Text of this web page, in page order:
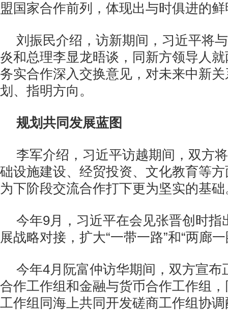
盟国家合作前列，体现出与时俱进的
刘振民介绍，访新期间，习近平将
炎和总理李显龙晤谈，同新方领导人
务实合作深入交换意见，对未来中新
划、指明方向。
规划共同发展蓝图
李军介绍，习近平访越期间，双方
础设施建设、经贸投资、文化教育等
为下阶段交流合作打下更为坚实的基础
今年9月，习近平在会见张晋创时指
展战略对接，扩大“一带一路”和“两廊
今年4月阮富仲访华期间，双方宣布
合作工作组和金融与货币合作工作组
工作组同海上共同开发磋商工作组协